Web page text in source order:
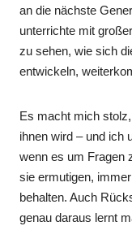
an die nächste
unterrichte mit
zu sehen, wie sich
entwickeln,
Es macht mich
ihnen wird – und ich
wenn es um Fragen
sie ermutigen,
behalten. Auch
genau daraus lernt